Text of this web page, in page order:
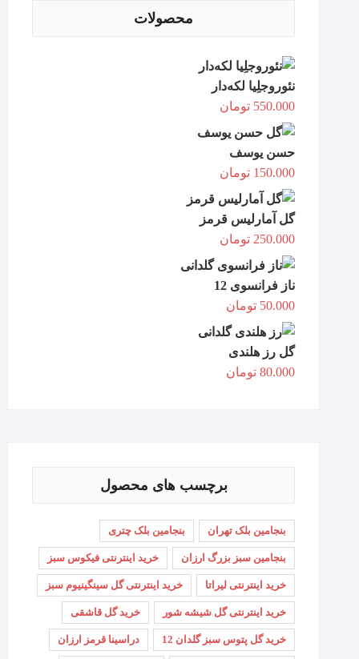
محصولات
نئوروجلِیا لکه‌دار
550.000 تومان
حسن یوسف
150.000 تومان
گل آمارلیس قرمز
250.000 تومان
ناز فرانسوی 12
50.000 تومان
گل رز هلندی
80.000 تومان
برچسب های محصول
بنجامین بلک تهران بنجامین بلک چتری
بنجامین سبز بزرگ ارزان خرید اینترنتی فیکوس سبز
خرید اینترنتی لیراتا خرید اینترنتی گل سینگینیوم سبز
خرید اینترنتی گل شیشه شور خرید گل قاشقی
خرید گل پتوس سبز گلدان 12 دراسینا قرمز ارزان